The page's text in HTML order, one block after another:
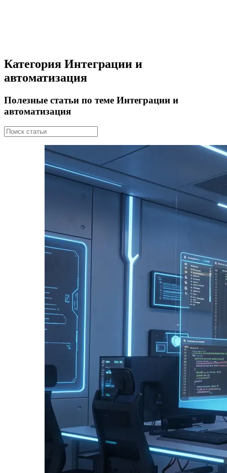
Категория Интеграции и
автоматизация
Полезные статьи по теме Интеграции и
автоматизация